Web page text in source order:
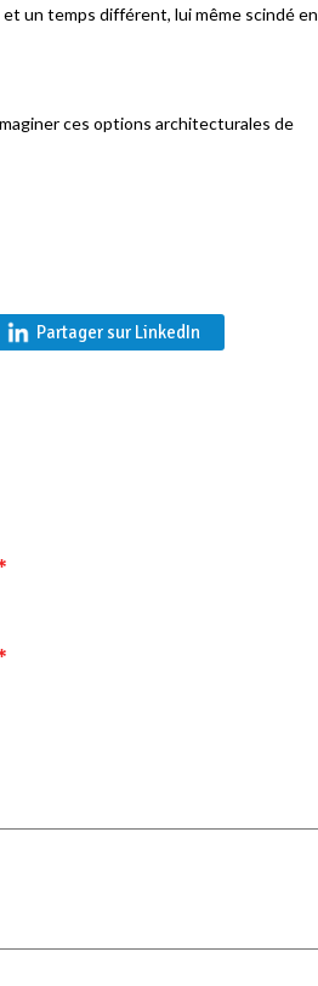
un temps différent, lui même scindé en
ces options architecturales de
Partager sur LinkedIn